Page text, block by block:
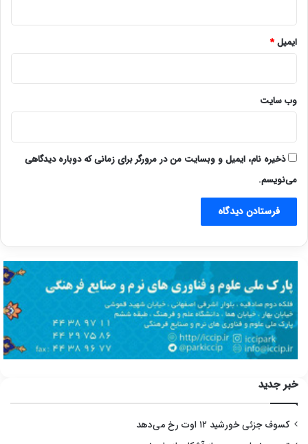
ایمیل*
وب‌ سایت
ذخیره نام، ایمیل و وبسایت من در مرورگر برای زمانی که دوباره دیدگاهی
می‌نویسم.
خبر جدید
کسوف جزئی خورشید ۱۲ اوت رخ می‌دهد